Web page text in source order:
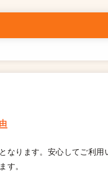
なります。安心してご利
す。